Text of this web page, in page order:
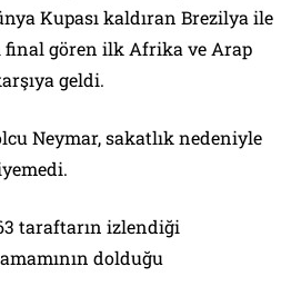
Kupası kaldıran Brezilya ile
gören ilk Afrika ve Arap
geldi.
Neymar, sakatlık nedeniyle
taraftarın izlendiği
dolduğu